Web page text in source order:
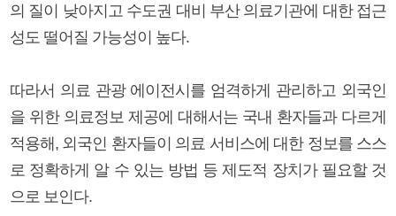
의 질이 낮아지고 수도권 대비 부산 의료기관에 대한 접근
성도 떨어질 가능성이 높다.
따라서 의료 관광 에이전시를 엄격하게 관리하고 외국인
을 위한 의료정보 제공에 대해서는 국내 환자들과 다르게
적용해, 외국인 환자들이 의료 서비스에 대한 정보를 스스
로 정확하게 알 수 있는 방법 등 제도적 장치가 필요할 것
으로 보인다.